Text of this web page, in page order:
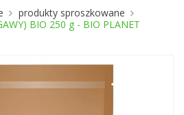
produkty sproszkowane
BIO 250 g - BIO PLANET